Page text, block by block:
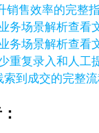
查看
查看